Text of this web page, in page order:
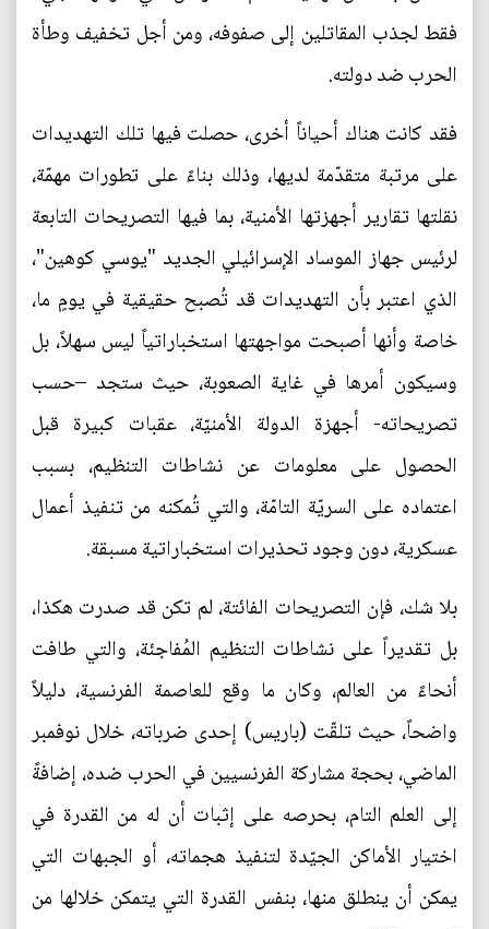
فقط لجذب المقاتلين إلى صفوفه، ومن أجل تخفيف وطأة
الحرب ضد دولته.
فقد كانت هناك أحياناً أخرى، حصلت فيها تلك التهديدات
على مرتبة متقدّمة لديها، وذلك بناءً على تطورات مهمّة،
نقلتها تقارير أجهزتها الأمنية، بما فيها التصريحات التابعة
لرئيس جهاز الموساد الإسرائيلي الجديد "يوسي كوهين"،
الذي اعتبر بأن التهديدات قد تُصبح حقيقية في يومٍ ما،
خاصة وأنها أصبحت مواجهتها استخباراتياً ليس سهلاً، بل
وسيكون أمرها في غاية الصعوبة، حيث ستجد –حسب
تصريحاته- أجهزة الدولة الأمنيّة، عقبات كبيرة قبل
الحصول على معلومات عن نشاطات التنظيم، بسبب
اعتماده على السريّة التامّة، والتي تُمكنه من تنفيذ أعمال
عسكرية، دون وجود تحذيرات استخباراتية مسبقة.
بلا شك، فإن التصريحات الفائتة، لم تكن قد صدرت هكذا،
بل تقديراً على نشاطات التنظيم المُفاجئة، والتي طافت
أنحاءً من العالم، وكان ما وقع للعاصمة الفرنسية، دليلاً
واضحاً، حيث تلقّت (باريس) إحدى ضرباته، خلال نوفمبر
الماضي، بحجة مشاركة الفرنسيين في الحرب ضده، إضافةً
إلى العلم التام، بحرصه على إثبات أن له من القدرة في
اختيار الأماكن الجيّدة لتنفيذ هجماته، أو الجبهات التي
يمكن أن ينطلق منها، بنفس القدرة التي يتمكن خلالها من